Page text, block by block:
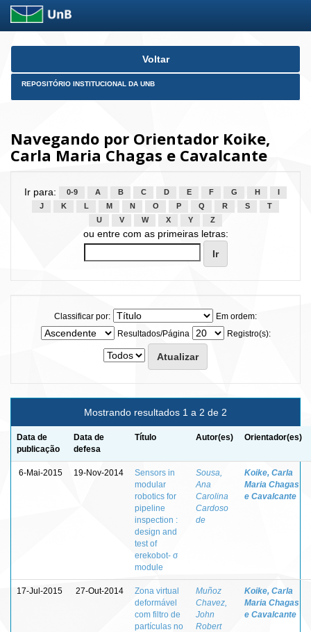
Skip
Voltar
REPOSITÓRIO INSTITUCIONAL DA UNB
Navegando por Orientador Koike,
Carla Maria Chagas e Cavalcante
Ir para: 0-9 A B C D E F G H
J
K L M N O P Q R S
T
U
V W X Y Z
ou entre com as primeiras letras:
Classificar por:
Em ordem:
Resultados/Página
Registro(s):
Mostrando resultados 1 a 2 de 2
Data de
publicação
Data de
defesa
Título Autor(es) Orientador(es)
6-Mai-2015 19-Nov-2014
Sensors in
modular
robotics for
pipeline
inspection :
design and
test of
erekobot- σ
module
Sousa,
Ana
Carolina
Cardoso
de
Koike, Carla
Maria Chagas
e Cavalcante
17-Jul-2015 27-Out-2014
Zona virtual
deformável
com filtro de
partículas no
Muñoz
Chavez,
John
Robert
Koike, Carla
Maria Chagas
e Cavalcante